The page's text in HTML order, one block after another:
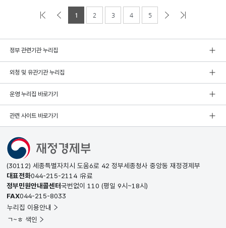
1 2 3 4 5
정부 관련기관 누리집
외청 및 유관기관 누리집
운영 누리집 바로가기
관련 사이트 바로가기
(30112) 세종특별자치시 도움6로 42 정부세종청사 중앙동 재정경제부
대표전화044-215-2114 유료
정부민원안내콜센터국번없이 110 (평일 9시~18시)
FAX044-215-8033
누리집 이용안내
ㄱ~ㅎ 색인